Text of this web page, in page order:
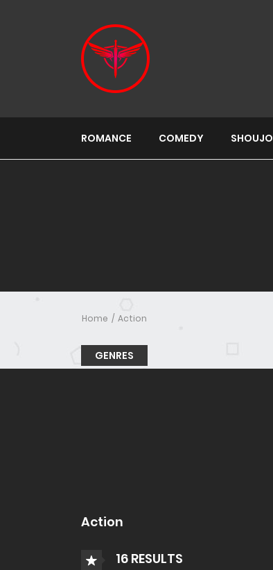
ROMANCE COMEDY SHOUJO
Home Action
GENRES
Action
16 RESULTS